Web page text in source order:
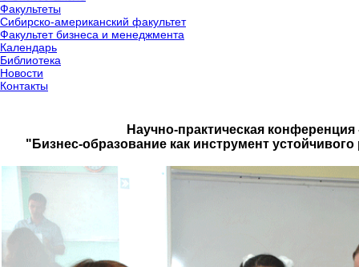
Факультеты
Сибирско-американский факультет
Факультет бизнеса и менеджмента
Календарь
Библиотека
Новости
Контакты
Научно-практическая конференция
"Бизнес-образование как инструмент